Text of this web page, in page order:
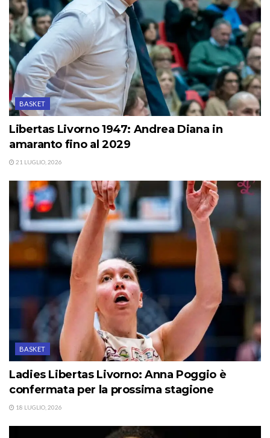
BASKET
Libertas Livorno 1947: Andrea Diana in
amaranto fino al 2029
21 LUGLIO, 2026
BASKET
Ladies Libertas Livorno: Anna Poggio è
confermata per la prossima stagione
18 LUGLIO, 2026